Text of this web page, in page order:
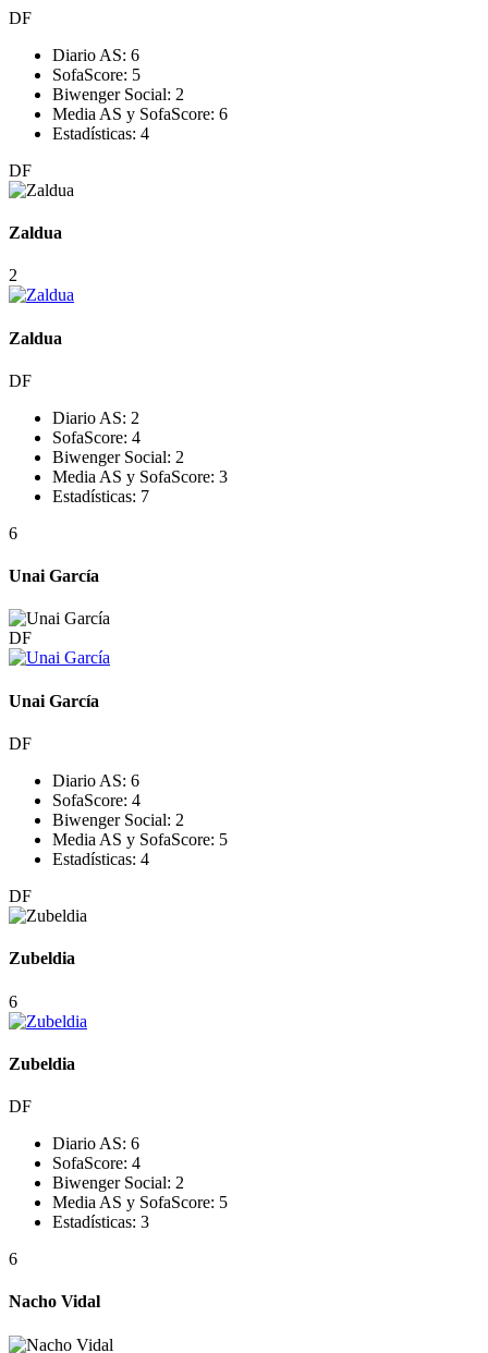
DF
Diario AS: 6
SofaScore: 5
Biwenger Social: 2
Media AS y SofaScore: 6
Estadísticas: 4
DF
Zaldua
2
Zaldua
DF
Diario AS: 2
SofaScore: 4
Biwenger Social: 2
Media AS y SofaScore: 3
Estadísticas: 7
6
Unai García
DF
Unai García
DF
Diario AS: 6
SofaScore: 4
Biwenger Social: 2
Media AS y SofaScore: 5
Estadísticas: 4
DF
Zubeldia
6
Zubeldia
DF
Diario AS: 6
SofaScore: 4
Biwenger Social: 2
Media AS y SofaScore: 5
Estadísticas: 3
6
Nacho Vidal